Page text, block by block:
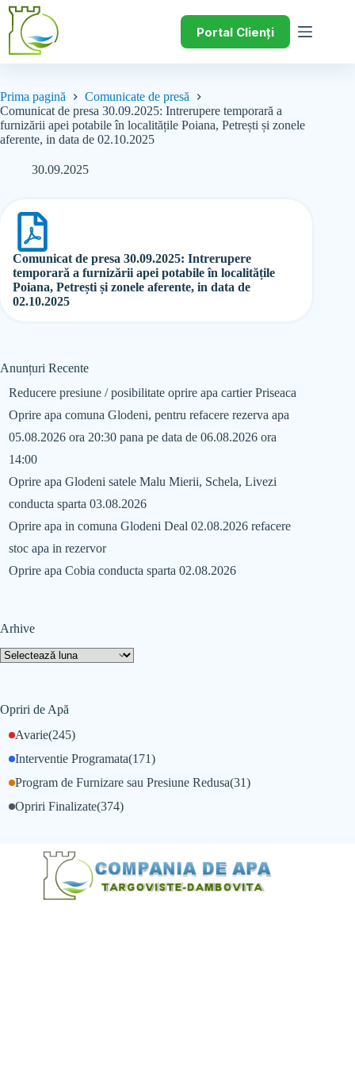
Portal Clienți
Prima pagină
Comunicate de presă
Comunicat de presa 30.09.2025: Intrerupere temporară a
furnizării apei potabile în localitățile Poiana, Petrești și zonele
aferente, in data de 02.10.2025
30.09.2025
Comunicat de presa 30.09.2025: Intrerupere
temporară a furnizării apei potabile în localitățile
Poiana, Petrești și zonele aferente, in data de
02.10.2025
Anunțuri Recente
Reducere presiune / posibilitate oprire apa cartier Priseaca
Oprire apa comuna Glodeni, pentru refacere rezerva apa
05.08.2026 ora 20:30 pana pe data de 06.08.2026 ora
14:00
Oprire apa Glodeni satele Malu Mierii, Schela, Livezi
conducta sparta 03.08.2026
Oprire apa in comuna Glodeni Deal 02.08.2026 refacere
stoc apa in rezervor
Oprire apa Cobia conducta sparta 02.08.2026
Arhive
Opriri de Apă
Avarie(245)
Interventie Programata(171)
Opriri Finalizate(374)
Program de Furnizare sau Presiune Redusa(31)